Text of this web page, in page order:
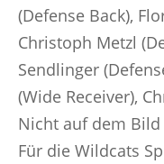
(Defense Back),
Christoph Metzl
Sendlinger
(Wide Receiver),
Nicht auf dem Bild
Für die Wildcats